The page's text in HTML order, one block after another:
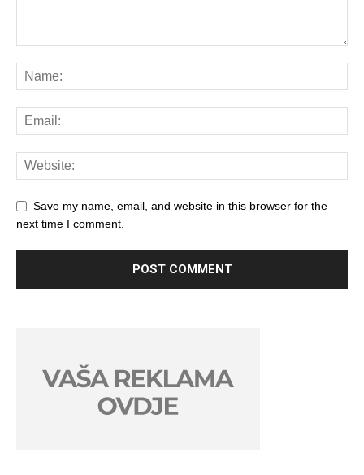
Save my name, email, and website in this browser for the
next time I comment.